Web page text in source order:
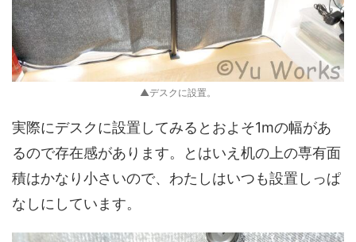
▲デスクに設置。
実際にデスクに設置してみるとおよそ1mの幅があ
るので存在感があります。とはいえ机の上の専有面
積はかなり小さいので、わたしはいつも設置しっぱ
なしにしています。